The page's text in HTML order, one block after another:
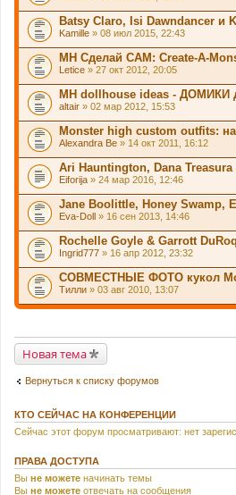
Batsy Claro, Isi Dawndancer и
Kamille » 08 июл 2015, 22:43
MH Сделай САМ: Create-A-
Letice » 27 окт 2012, 20:05
MH dollhouse ideas - ДОМИКИ
altair » 02 мар 2012, 15:53
Monster high custom outfits:
Alexandra Be » 14 окт 2011, 16:12
Ari Hauntington, Dana
Eiforija » 24 мар 2016, 12:46
Jane Boolittle, Honey Swamp,
Eva-Doll » 16 сен 2013, 14:46
Rochelle Goyle & Garrott
Ingrid777 » 16 апр 2012, 23:32
СОВМЕСТНЫЕ ФОТО кукол
Тилли » 03 авг 2010, 13:07
Новая тема
Вернуться к списку форумов
КТО СЕЙЧАС НА КОНФЕРЕНЦИИ
Сейчас этот форум просматривают: нет
ПРАВА ДОСТУПА
Вы не можете начинать темы
Вы не можете отвечать на сообщения